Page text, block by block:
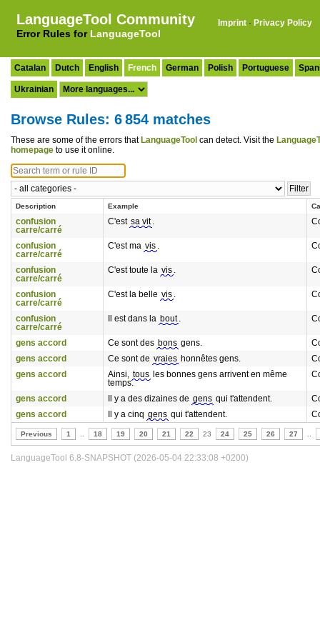
LanguageTool Community
Error Rules for LanguageTool
Imprint · Privacy Policy
Catalan Dutch English French German Polish Portuguese
Ukrainian
Browse Rules: 6 854 matches
These are some of the errors that LanguageTool can detect. Visit the
homepage to use it online.
Description Example
confusion
carre/carré
C'est sa vit .
confusion
carre/carré
C'est ma vis .
confusion
carre/carré
C'est toute la vis .
confusion
carre/carré
C'est la belle vis .
confusion
carre/carré
Il est dans la bout .
gens accord Ce sont des bons gens.
gens accord
Ce sont de vraies honnêtes gens.
gens accord
Ainsi, tous les bonnes gens arrivent en même
temps.
gens accord Il y a des dizaines de gens qui t'attendent.
gens accord
Il y a cinq gens qui t'attendent.
Previous 1 18 19 20 21 22 23 24 25 26 27
LanguageTool 6.8-SNAPSHOT (2026-05-04 22:33:08 +0200)